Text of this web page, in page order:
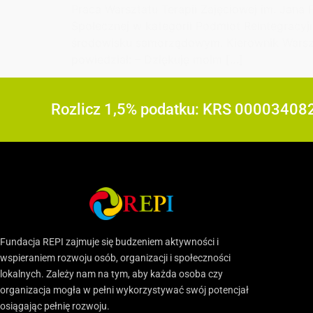
Rozlicz 1,5% podatku: KRS
Fundacja REPI zajmuje się budzeniem aktywności i
wspieraniem rozwoju osób, organizacji i społeczności
lokalnych. Zależy nam na tym, aby każda osoba czy
organizacja mogła w pełni wykorzystywać swój potencjał
osiągając pełnię rozwoju.